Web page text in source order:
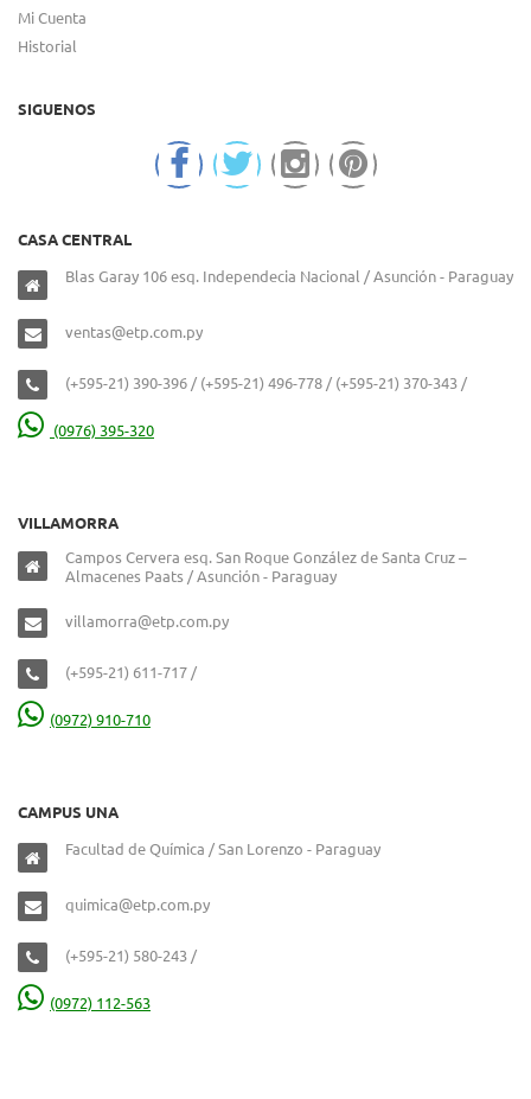
Mi Cuenta
Historial
SIGUENOS
CASA CENTRAL
Blas Garay 106 esq. Independecia Nacional / Asunción - Paraguay
ventas@etp.com.py
(+595-21) 390-396 / (+595-21) 496-778 / (+595-21) 370-343 /
(0976) 395-320
VILLAMORRA
Campos Cervera esq. San Roque González de Santa Cruz –
Almacenes Paats / Asunción - Paraguay
villamorra@etp.com.py
(+595-21) 611-717 /
(0972) 910-710
CAMPUS UNA
Facultad de Química / San Lorenzo - Paraguay
quimica@etp.com.py
(+595-21) 580-243 /
(0972) 112-563